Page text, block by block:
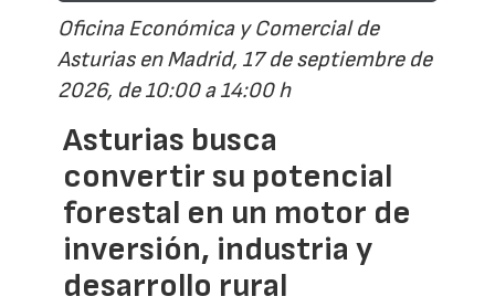
Oficina Económica y Comercial de
Asturias en Madrid, 17 de septiembre de
2026, de 10:00 a 14:00 h
Asturias busca
convertir su potencial
forestal en un motor de
inversión, industria y
desarrollo rural